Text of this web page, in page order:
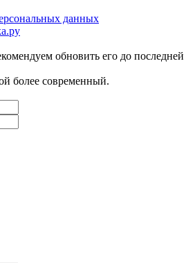
данных
обновить его до последней
более современный.